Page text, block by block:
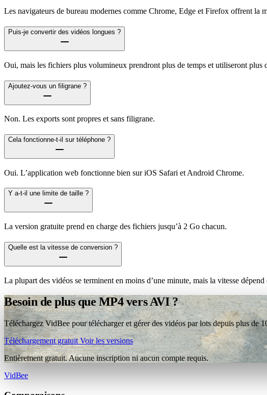
Les navigateurs de bureau modernes comme Chrome, Edge et Firefox offrent la
Puis-je convertir des vidéos longues ?
Oui, mais les fichiers plus volumineux prendront plus de temps et utiliseront plus
Ajoutez-vous un filigrane ?
Non. Les exports sont propres et sans filigrane.
Cela fonctionne-t-il sur téléphone ?
Oui. L’application web fonctionne bien sur iOS Safari et Android Chrome.
Y a-t-il une limite de taille ?
La version gratuite prend en charge des fichiers jusqu’à 2 Go chacun.
Quelle est la vitesse de conversion ?
La plupart des vidéos se terminent en moins d’une minute, mais la vitesse
Besoin de plus que MP4 vers AVI ?
Téléchargez VidBee pour télécharger et gérer des vidéos par lots depuis plus de
Téléchargement gratuitVoir les versions
Entièrement gratuit. Aucune inscription ni aucun compte requis.
VidBee